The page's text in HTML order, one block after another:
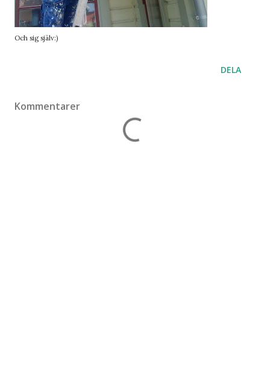
Och sig själv:)
DELA
Kommentarer